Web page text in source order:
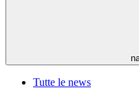
Tutte le news